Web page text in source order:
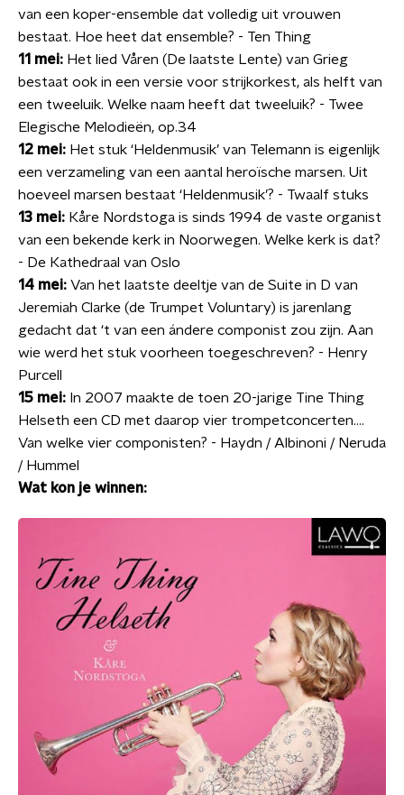
van een koper-ensemble dat volledig uit vrouwen
bestaat. Hoe heet dat ensemble? - Ten Thing
11 mei: Het lied Våren (De laatste Lente) van Grieg
bestaat ook in een versie voor strijkorkest, als helft van
een tweeluik. Welke naam heeft dat tweeluik? - Twee
Elegische Melodieën, op.34
12 mei: Het stuk ‘Heldenmusik’ van Telemann is eigenlijk
een verzameling van een aantal heroïsche marsen. Uit
hoeveel marsen bestaat ‘Heldenmusik’? - Twaalf stuks
13 mei: Kåre Nordstoga is sinds 1994 de vaste organist
van een bekende kerk in Noorwegen. Welke kerk is dat?
- De Kathedraal van Oslo
14 mei: Van het laatste deeltje van de Suite in D van
Jeremiah Clarke (de Trumpet Voluntary) is jarenlang
gedacht dat ‘t van een ándere componist zou zijn. Aan
wie werd het stuk voorheen toegeschreven? - Henry
Purcell
15 mei: In 2007 maakte de toen 20-jarige Tine Thing
Helseth een CD met daarop vier trompetconcerten....
Van welke vier componisten? - Haydn / Albinoni / Neruda
/ Hummel
Wat kon je winnen: